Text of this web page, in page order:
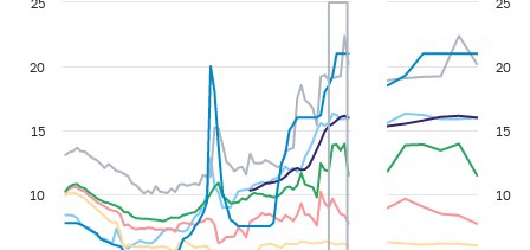
10
15
20
25
10
15
20
25